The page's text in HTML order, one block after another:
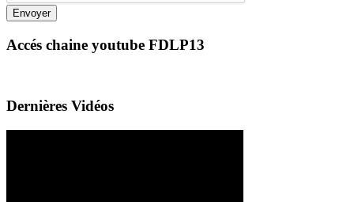
Envoyer
Accés chaine youtube FDLP13
Dernières Vidéos